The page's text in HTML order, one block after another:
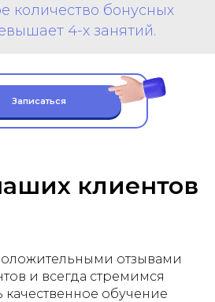
количество бонусных
4-х занятий.
Записаться
клиентов
отзывами
и всегда стремимся
качественное обучение